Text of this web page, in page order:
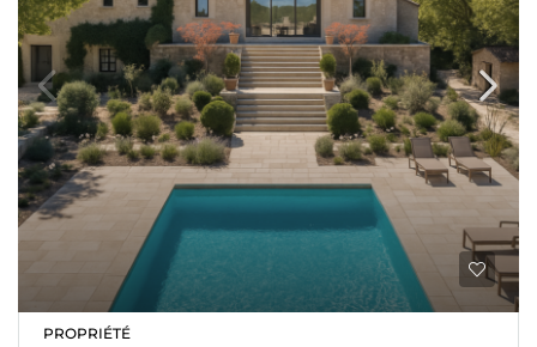
PROPRIÉTÉ